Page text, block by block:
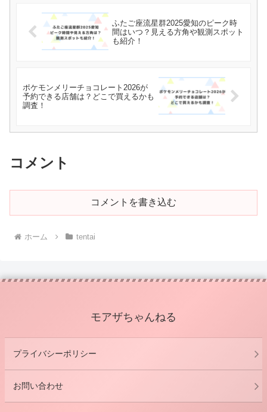
ふたご座流星群2025愛知のピーク時
間はいつ？見える方角や観測スポット
も紹介！
ポケモンメリーチョコレート2026が
予約できる店舗は？どこで買えるかも
調査！
コメント
コメントを書き込む
ホーム tentai
モアザちゃんねる
プライバシーポリシー
お問い合わせ